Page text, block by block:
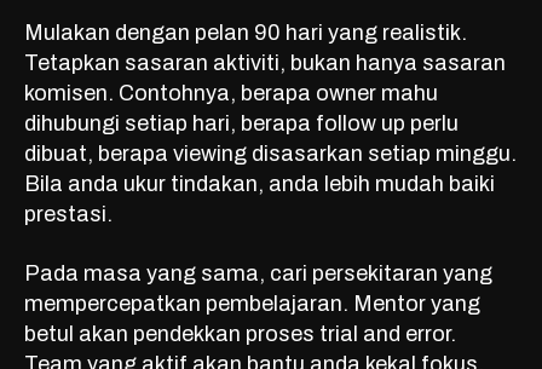
Mulakan dengan pelan 90 hari yang realistik.
Tetapkan sasaran aktiviti, bukan hanya sasaran
komisen. Contohnya, berapa owner mahu
dihubungi setiap hari, berapa follow up perlu
dibuat, berapa viewing disasarkan setiap minggu.
Bila anda ukur tindakan, anda lebih mudah baiki
prestasi.
Pada masa yang sama, cari persekitaran yang
mempercepatkan pembelajaran. Mentor yang
betul akan pendekkan proses trial and error.